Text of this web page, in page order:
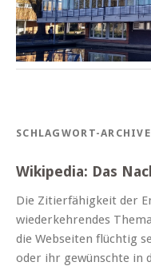
SCHLAGWORT-
Wikipedia: Das
Die Zitierfähigkeit der
wiederkehrendes
die Webseiten flüchtig
oder ihr gewünschte in